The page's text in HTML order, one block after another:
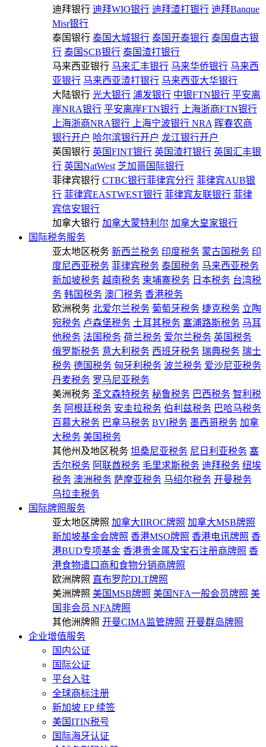
迪拜银行 迪拜WIO银行 迪拜渣打银行 迪拜Banque
Misr银行
泰国银行 泰国大城银行 泰国开泰银行 泰国盘古银
行 泰国SCB银行 泰国渣打银行
马来西亚银行 马来汇丰银行 马来华侨银行 马来西
亚银行 马来西亚渣打银行 马来西亚大华银行
大陆银行 光大银行 浦发银行 中银FTN银行 平安离
岸NRA银行 平安离岸FTN银行
上海浙商FTN银行
上海浙商NRA银行
上海宁波银行 NRA 晖春农商
银行开户 哈尔滨银行开户 龙江银行开户
英国银行 英国FINT银行 英国渣打银行 英国汇丰银
行 英国NatWest 芝加哥国际银行
菲律宾银行 CTBC银行菲律宾分行 菲律宾AUB银
行 菲律宾EASTWEST银行 菲律宾友联银行 菲律
宾信安银行
加拿大银行 加拿大蒙特利尔 加拿大皇家银行
国际税务服务
亚太地区税务 新西兰税务 印度税务 蒙古国税务 印
度尼西亚税务 菲律宾税务 泰国税务 马来西亚税务
新加坡税务 越南税务 柬埔寨税务 日本税务 台湾税
务 韩国税务 澳门税务 香港税务
欧洲税务 北爱尔兰税务 葡萄牙税务 捷克税务 立陶
宛税务 卢森堡税务 土耳其税务 塞浦路斯税务 马耳
他税务 法国税务 荷兰税务 爱尔兰税务 英国税务
俄罗斯税务 意大利税务 西班牙税务 瑞典税务 瑞士
税务 德国税务 匈牙利税务 波兰税务 爱沙尼亚税务
丹麦税务 罗马尼亚税务
美洲税务 圣文森特税务 秘鲁税务 巴西税务 智利税
务 阿根廷税务 安圭拉税务 伯利兹税务 巴哈马税务
百慕大税务 巴拿马税务 BVI税务 墨西哥税务 加拿
大税务 美国税务
其他州及地区税务 坦桑尼亚税务 尼日利亚税务 塞
舌尔税务 阿联酋税务 毛里求斯税务 迪拜税务 纽埃
税务 澳洲税务 萨摩亚税务 马绍尔税务 开曼税务
乌拉圭税务
国际牌照服务
亚太地区牌照 加拿大IIROC牌照 加拿大MSB牌照
新加坡基金会牌照 香港MSO牌照 香港电讯牌照 香
港BUD专项基金 香港贵金属及宝石注册商牌照 香
港食物遣口商和食物分销商牌照
欧洲牌照 直布罗陀DLT牌照
美洲牌照 美国MSB牌照 美国NFA一般会员牌照 美
国非会员 NFA牌照
其他洲牌照 开曼CIMA监管牌照 开曼群岛牌照
企业增值服务
国内公证
国际公证
平台入驻
全球商标注册
新加坡 EP 续签
美国ITIN税号
国际海牙认证